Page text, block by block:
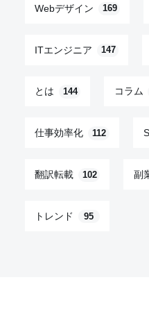
Webデザイン 169
ITエンジニア 147
とは 144 コラム
仕事効率化 112
翻訳転載 102 副
トレンド 95